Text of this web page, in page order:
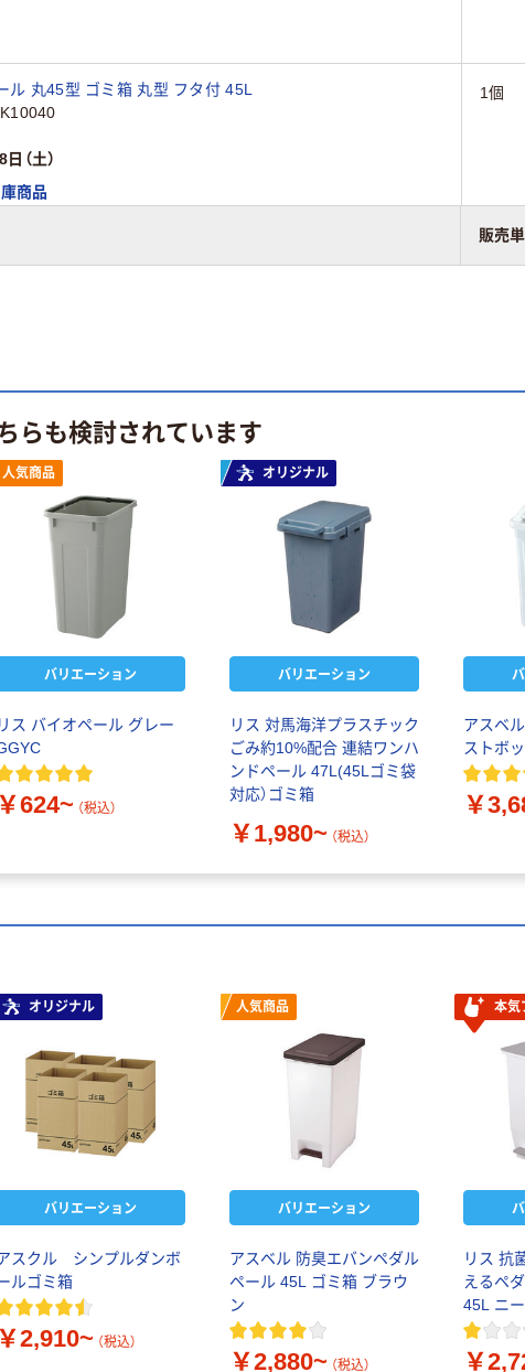
販売
ル 丸45型 ゴミ箱 丸型 フタ付 45L
（土）
商品
1個
らも検討されています
人気商品
バリエーション
リス バイオペール グレー
￥624~ （税込）
オリジナル
バリエーション
リス 対馬海洋プラスチック
ごみ約10%配合 連結ワンハ
ンドペール 47L(45Lゴミ袋
対応）ゴミ箱
￥1,980~ （税込）
アスベ
ストボ
￥
オリジナル
バリエーション
スクル シンプルダンボ
ルゴミ箱
￥2,910~ （税込）
人気商品
バリエーション
アスベル 防臭エバンペダル
ペール 45L ゴミ箱 ブラウ
ン
￥2,880~ （税込）
本気
リス 抗
えるペ
45L ニ
￥